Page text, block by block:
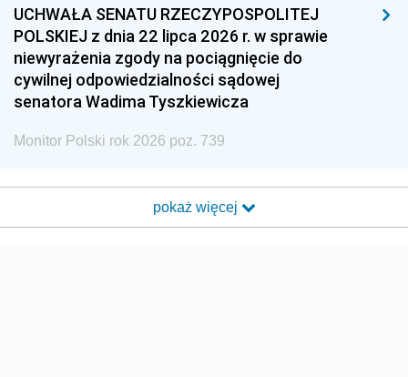
UCHWAŁA SENATU RZECZYPOSPOLITEJ
POLSKIEJ z dnia 22 lipca 2026 r. w sprawie
niewyrażenia zgody na pociągnięcie do
cywilnej odpowiedzialności sądowej
senatora Wadima Tyszkiewicza
Monitor Polski rok 2026 poz. 739
pokaż więcej